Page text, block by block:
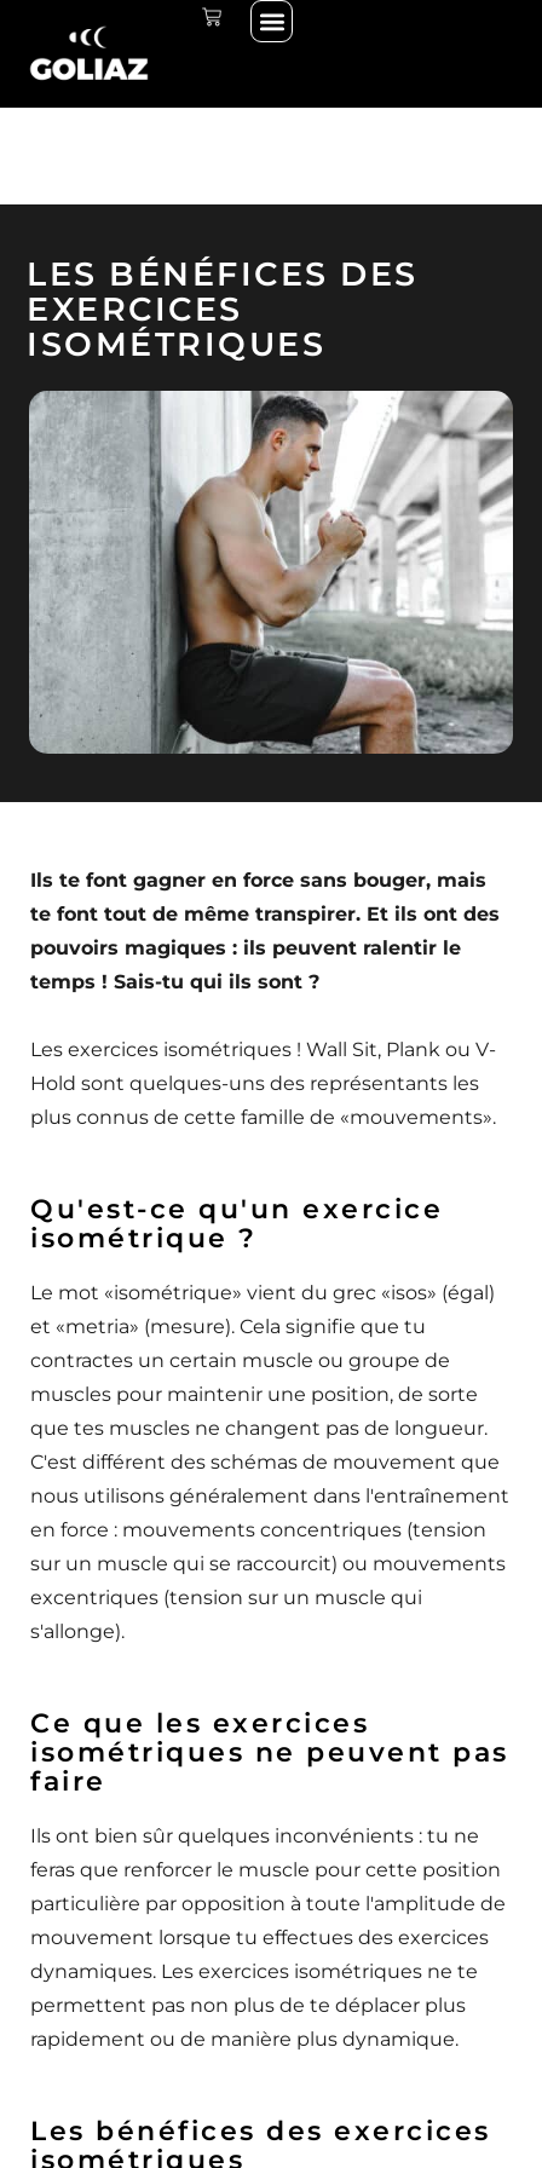
contenu
Menu
PANIER
LES BÉNÉFICES DES
EXERCICES
ISOMÉTRIQUES
Ils te font gagner en force sans bouger, mais
te font tout de même transpirer. Et ils ont des
pouvoirs magiques : ils peuvent ralentir le
temps ! Sais-tu qui ils sont ?
Les exercices isométriques ! Wall Sit, Plank ou V-
Hold sont quelques-uns des représentants les
plus connus de cette famille de «mouvements».
Qu'est-ce qu'un exercice
isométrique ?
Le mot «isométrique» vient du grec «isos» (égal)
et «metria» (mesure). Cela signifie que tu
contractes un certain muscle ou groupe de
muscles pour maintenir une position, de sorte
que tes muscles ne changent pas de longueur.
C'est différent des schémas de mouvement que
nous utilisons généralement dans l'entraînement
en force : mouvements concentriques (tension
sur un muscle qui se raccourcit) ou mouvements
excentriques (tension sur un muscle qui
s'allonge).
Ce que les exercices
isométriques ne peuvent pas
faire
Ils ont bien sûr quelques inconvénients : tu ne
feras que renforcer le muscle pour cette position
particulière par opposition à toute l'amplitude de
mouvement lorsque tu effectues des exercices
dynamiques. Les exercices isométriques ne te
permettent pas non plus de te déplacer plus
rapidement ou de manière plus dynamique.
Les bénéfices des exercices
isométriques